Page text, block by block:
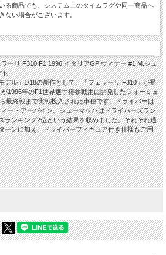
る商品でも、システム上のタイムラグや同一商品へ
ない場合がございます。
ーリ F310 F1 1996 イタリアGP ウィナー #1 M.シュ
付
デル」1/18の新作として、「フェラーリ F310」が登
1996年のF1世界選手権参戦用に開発したフォーミュ
最終戦まで実戦投入された車種です。ドライバーは
ー・アーバイン。シューマッハはドライバーズラン
ランキング2位という結果を収めました。それぞれ通
ーンに加え、ドライバーフィギュア付き仕様もご用